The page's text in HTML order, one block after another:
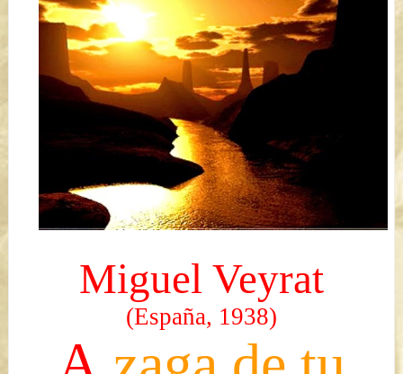
Miguel Veyrat
(España, 1938)